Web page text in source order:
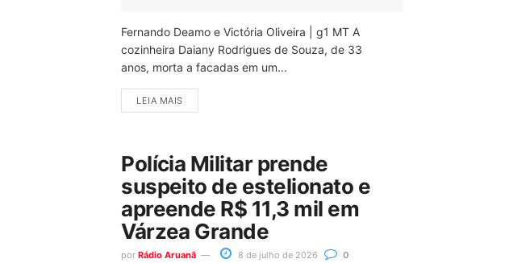
Fernando Deamo e Victória Oliveira | g1 MT A
cozinheira Daiany Rodrigues de Souza, de 33
anos, morta a facadas em um...
LEIA MAIS
Polícia Militar prende
suspeito de estelionato e
apreende R$ 11,3 mil em
Várzea Grande
por Rádio Aruanã 8 de julho de 2026 0